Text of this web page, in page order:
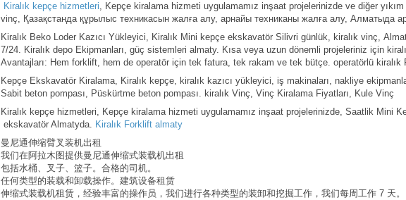
Kiralık kepçe hizmetleri, Kepçe kiralama hizmeti uygulamamız inşaat projelerinizde ve diğer
vinç, Қазақстанда құрылыс техникасын жалға алу, арнайы техниканы жалға алу, Алматыда
Kiralık Beko Loder Kazıcı Yükleyici, Kiralık Mini kepçe ekskavatör Silivri günlük, kiralık vinç,
7/24. Kiralık depo Ekipmanları, güç sistemleri almaty. Kısa veya uzun dönemli projeleriniz için
Avantajları: Hem forklift, hem de operatör için tek fatura, tek rakam ve tek bütçe. operatörlü kiralık
Kepçe Ekskavatör Kiralama, Kiralık kepçe, kiralık kazıcı yükleyici, iş makinaları, nakliye
Sabit beton pompası, Püskürtme beton pompası. kiralık Vinç, Vinç Kiralama Fiyatları, Kule Vinç
Kiralık kepçe hizmetleri, Kepçe kiralama hizmeti uygulamamız inşaat projelerinizde, Saatlik Mini
ekskavatör Almatyda. Kiralık Forklift almaty
曼尼通伸缩臂叉装机出租
我们在阿拉木图提供曼尼通伸缩式装载机出租
包括水桶、叉子、篮子。合格的司机。
任何类型的装载和卸载操作。建筑设备租赁
伸缩式装载机租赁，经验丰富的操作员，我们进行各种类型的装卸和挖掘工作，我们每周工作 7 天。